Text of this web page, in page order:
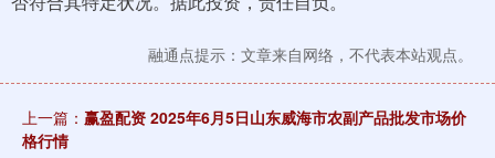
融通点提示：文章来自网络，不代表本站观点。
上一篇： 赢盈配资 2025年6月5日山东威海市农副产品批发市场价
格行情